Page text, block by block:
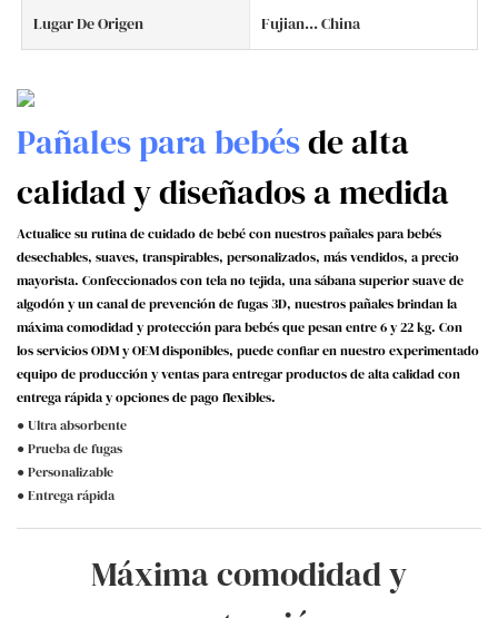
Lugar De Origen Fujian... China
Pañales para bebésde alta
calidad y diseñados a medida
Actualice su rutina de cuidado de bebé con nuestros pañales para bebés
desechables, suaves, transpirables, personalizados, más vendidos, a precio
mayorista. Confeccionados con tela no tejida, una sábana superior suave de
algodón y un canal de prevención de fugas 3D, nuestros pañales brindan la
máxima comodidad y protección para bebés que pesan entre 6 y 22 kg. Con
los servicios ODM y OEM disponibles, puede confiar en nuestro experimentado
equipo de producción y ventas para entregar productos de alta calidad con
entrega rápida y opciones de pago flexibles.
● Ultra absorbente
● Prueba de fugas
● Personalizable
● Entrega rápida
Máxima comodidad y